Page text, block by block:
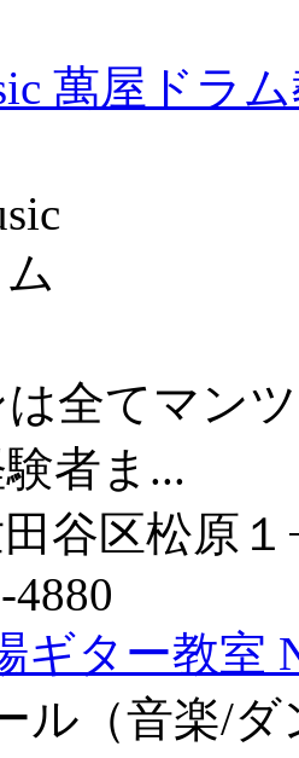
萬屋ドラ
は全てマン
者ま...
谷区松原
4880
ギター教室
ル（音楽/ダ